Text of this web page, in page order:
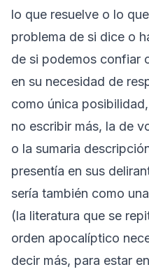
lo que resuelve o lo
problema de si dice o
de si podemos confiar
en su necesidad de
como única
no escribir más, la de
o la sumaria
presentía en sus
sería también como
(la literatura que se
orden apocalíptico
decir más, para estar